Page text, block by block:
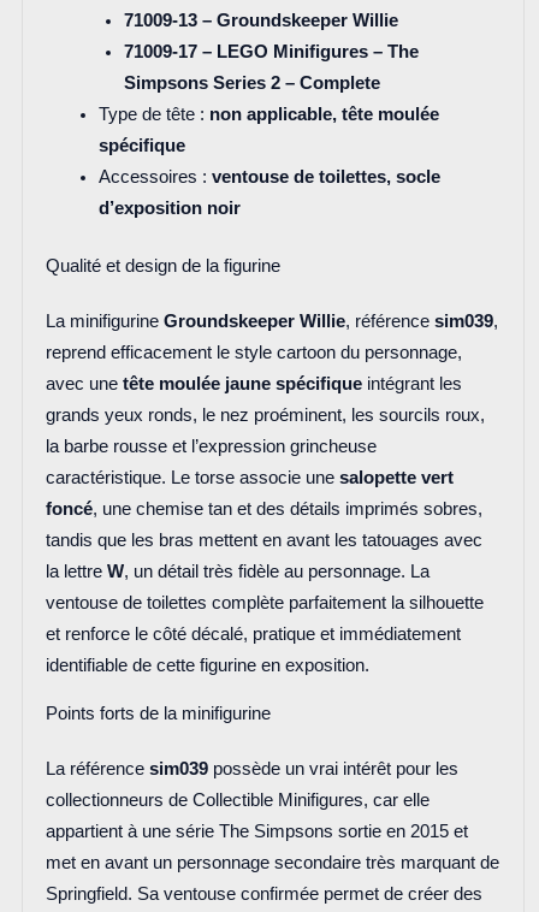
71009-13 – Groundskeeper Willie
71009-17 – LEGO Minifigures – The
Simpsons Series 2 – Complete
Type de tête : non applicable, tête moulée
spécifique
Accessoires : ventouse de toilettes, socle
d’exposition noir
Qualité et design de la figurine
La minifigurine Groundskeeper Willie, référence sim039,
reprend efficacement le style cartoon du personnage,
avec une tête moulée jaune spécifiqueintégrant les
grands yeux ronds, le nez proéminent, les sourcils roux,
la barbe rousse et l’expression grincheuse
caractéristique. Le torse associe une salopette vert
foncé, une chemise tan et des détails imprimés sobres,
tandis que les bras mettent en avant les tatouages avec
la lettre W, un détail très fidèle au personnage. La
ventouse de toilettes complète parfaitement la silhouette
et renforce le côté décalé, pratique et immédiatement
identifiable de cette figurine en exposition.
Points forts de la minifigurine
La référence sim039possède un vrai intérêt pour les
collectionneurs de Collectible Minifigures, car elle
appartient à une série The Simpsons sortie en 2015 et
met en avant un personnage secondaire très marquant de
Springfield. Sa ventouse confirmée permet de créer des